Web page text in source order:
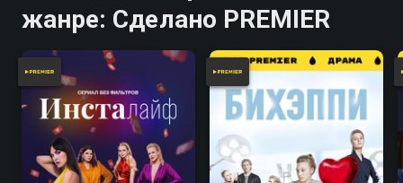
жанре: Сделано PREMIER